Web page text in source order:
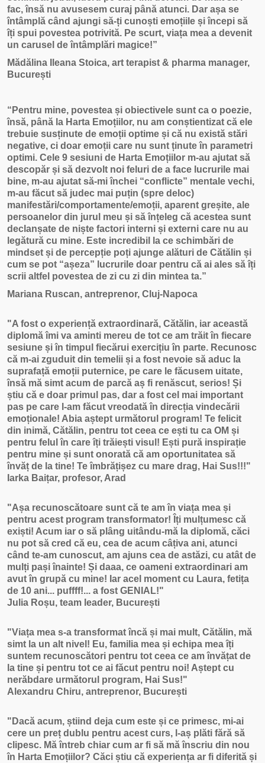
fac, însă nu avusesem curaj până atunci. Dar așa se
întâmplă când ajungi să-ți cunoști emoțiile și începi să
îți spui povestea potrivită. Pe scurt, viața mea a devenit
un carusel de întâmplări magice!”
Mădălina Ileana Stoica, art terapist & pharma manager,
București
“Pentru mine, povestea și obiectivele sunt ca o poezie,
însă, până la Harta Emoțiilor, nu am conștientizat că ele
trebuie susținute de emoții optime și că nu există stări
negative, ci doar emoții care nu sunt ținute în parametri
optimi. Cele 9 sesiuni de Harta Emoțiilor m-au ajutat să
descopăr și să dezvolt noi feluri de a face lucrurile mai
bine, m-au ajutat să-mi închei “conflicte” mentale vechi,
m-au făcut să judec mai puțin (spre deloc)
manifestări/comportamente/emoții, aparent greșite, ale
persoanelor din jurul meu și să înțeleg că acestea sunt
declanșate de niște factori interni și externi care nu au
legătură cu mine. Este incredibil la ce schimbări de
mindset și de percepție poți ajunge alături de Cătălin și
cum se pot “așeza” lucrurile doar pentru că ai ales să îți
scrii altfel povestea de zi cu zi din mintea ta.”
Mariana Ruscan, antreprenor, Cluj-Napoca
"A fost o experiență extraordinară, Cătălin, iar această
diplomă îmi va aminti mereu de tot ce am trăit în fiecare
sesiune și în timpul fiecărui exercițiu în parte. Recunosc
că m-ai zguduit din temelii și a fost nevoie să aduc la
suprafață emoții puternice, pe care le făcusem uitate,
însă mă simt acum de parcă aș fi renăscut, serios! Și
știu că e doar primul pas, dar a fost cel mai important
pas pe care l-am făcut vreodată în direcția vindecării
emoționale! Abia aștept următorul program! Te felicit
din inimă, Cătălin, pentru tot ceea ce ești tu ca OM și
pentru felul în care îți trăiești visul! Ești pură inspirație
pentru mine și sunt onorată că am oportunitatea să
învăț de la tine! Te îmbrățișez cu mare drag, Hai Sus!!!"
Iarka Baițar, profesor, Arad
"Așa recunoscătoare sunt că te am în viața mea și
pentru acest program transformator! Îți mulțumesc că
exiști! Acum iar o să plâng uitându-mă la diplomă, căci
nu pot să cred că eu, cea de acum câțiva ani, atunci
când te-am cunoscut, am ajuns cea de astăzi, cu atât de
mulți pași înainte! Și daaa, ce oameni extraordinari am
avut în grupă cu mine! Iar acel moment cu Laura, fetița
de 10 ani... puffff!... a fost GENIAL!"
Julia Roșu, team leader, București
"Viața mea s-a transformat încă și mai mult, Cătălin, mă
simt la un alt nivel! Eu, familia mea și echipa mea îți
suntem recunoscători pentru tot ceea ce am învățat de
la tine și pentru tot ce ai făcut pentru noi! Aștept cu
nerăbdare următorul program, Hai Sus!"
Alexandru Chiru, antreprenor, București
"Dacă acum, știind deja cum este și ce primesc, mi-ai
cere un preț dublu pentru acest curs, l-aș plăti fără să
clipesc. Mă întreb chiar cum ar fi să mă înscriu din nou
în Harta Emoțiilor? Căci știu că experiența ar fi diferită și